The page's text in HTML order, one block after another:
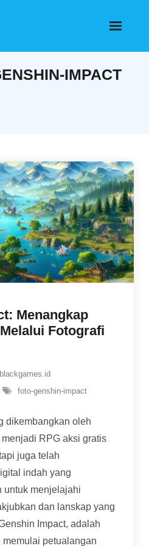
IMPACT
Menangkap
Fotografi
foto-genshin-impact
dikembangkan oleh
RPG aksi gratis
juga telah
indah yang
untuk menjelajahi
dan lanskap yang
Impact, adalah
petualangan